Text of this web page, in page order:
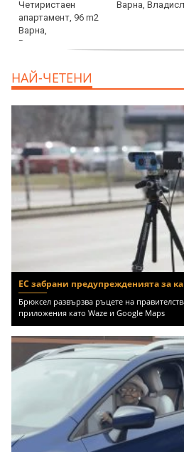
Варна,
НАЙ-ЧЕТЕНИ
ЕС забрани предупрежденията за
Брюксел развързва ръцете на
приложения като Waze и Google Maps